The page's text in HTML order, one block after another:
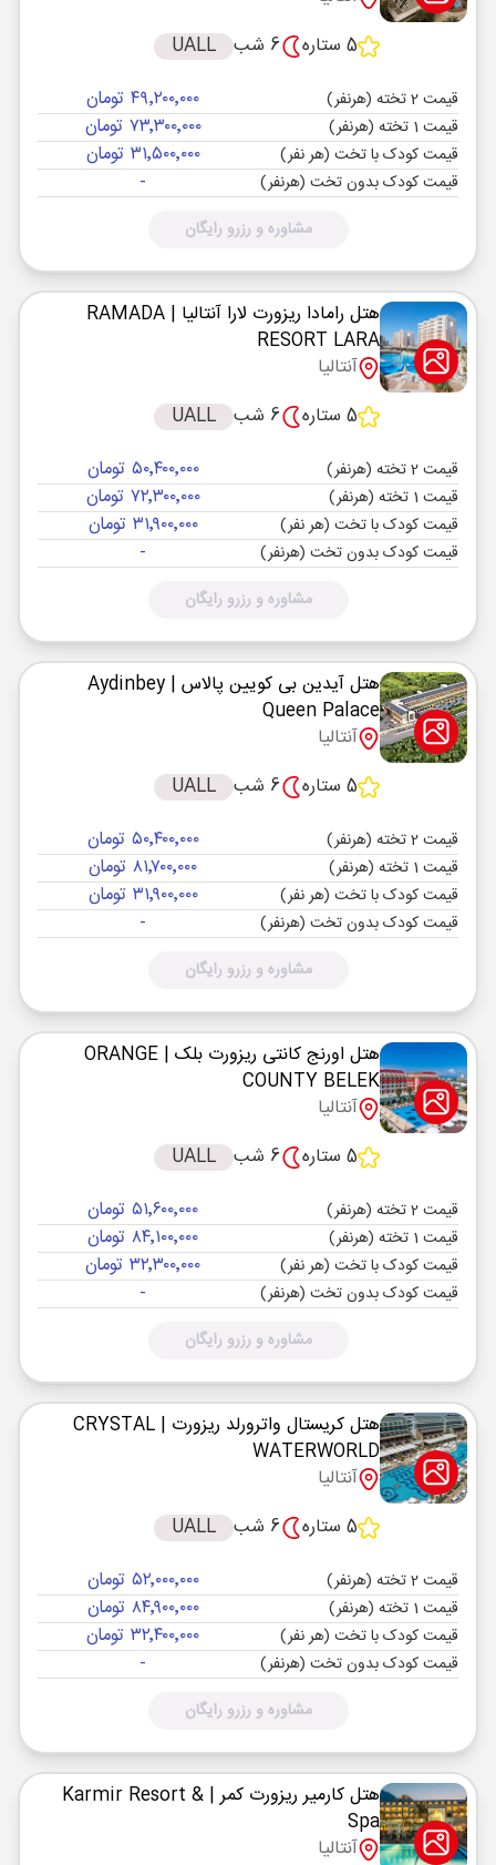
5 ستاره
6 شب UALL
قیمت 2 تخته (هرنفر) ۴۹٬۲۰۰٬۰۰۰ تومان
قیمت 1 تخته (هرنفر) ۷۳٬۳۰۰٬۰۰۰ تومان
قیمت کودک با تخت (هر نفر) ۳۱٬۵۰۰٬۰۰۰ تومان
قیمت کودک بدون تخت (هرنفر) -
مشاوره و رزرو رایگان
هتل رامادا ریزورت لارا آنتالیا
| RAMADA
RESORT LARA
آنتالیا
5 ستاره
6 شب UALL
قیمت 2 تخته (هرنفر) ۵۰٬۴۰۰٬۰۰۰ تومان
قیمت 1 تخته (هرنفر) ۷۲٬۳۰۰٬۰۰۰ تومان
قیمت کودک با تخت (هر نفر) ۳۱٬۹۰۰٬۰۰۰ تومان
قیمت کودک بدون تخت (هرنفر) -
مشاوره و رزرو رایگان
هتل آیدین بی کویین پالاس | Aydinbey
Queen Palace
آنتالیا
5 ستاره
6 شب UALL
قیمت 2 تخته (هرنفر) ۵۰٬۴۰۰٬۰۰۰ تومان
قیمت 1 تخته (هرنفر) ۸۱٬۷۰۰٬۰۰۰ تومان
قیمت کودک با تخت (هر نفر) ۳۱٬۹۰۰٬۰۰۰ تومان
قیمت کودک بدون تخت (هرنفر) -
مشاوره و رزرو رایگان
هتل اورنج کانتی ریزورت بلک | ORANGE
COUNTY BELEK
آنتالیا
5 ستاره
6 شب UALL
قیمت 2 تخته (هرنفر) ۵۱٬۶۰۰٬۰۰۰ تومان
قیمت 1 تخته (هرنفر) ۸۴٬۱۰۰٬۰۰۰ تومان
قیمت کودک با تخت (هر نفر) ۳۲٬۳۰۰٬۰۰۰ تومان
قیمت کودک بدون تخت (هرنفر) -
مشاوره و رزرو رایگان
هتل کریستال واترورلد ریزورت
| CRYSTAL
WATERWORLD
آنتالیا
5 ستاره
6 شب UALL
قیمت 2 تخته (هرنفر) ۵۲٬۰۰۰٬۰۰۰ تومان
قیمت 1 تخته (هرنفر) ۸۴٬۹۰۰٬۰۰۰ تومان
قیمت کودک با تخت (هر نفر) ۳۲٬۴۰۰٬۰۰۰ تومان
قیمت کودک بدون تخت (هرنفر) -
مشاوره و رزرو رایگان
هتل کارمیر ریزورت کمر | Karmir Resort &
Spa
آنتالیا